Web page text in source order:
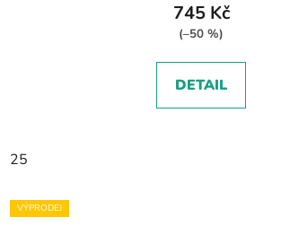
745 Kč
(–50 %)
DETAIL
25
VÝPRODEJ